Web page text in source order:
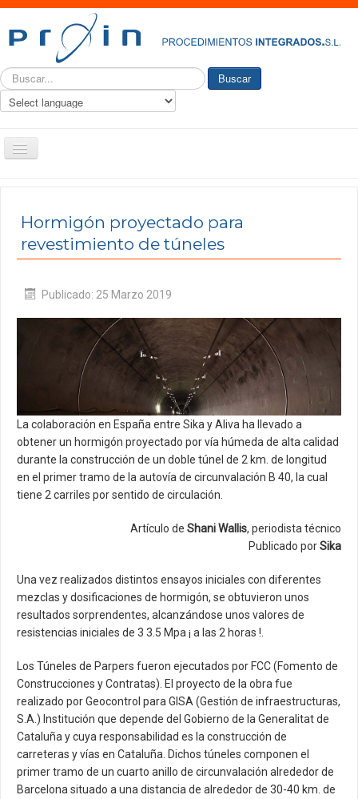
Buscar... Buscar
Toggle
Quiénes somos
Historia
Ingeniería y consultoría
Artículos Técnicos
Área de descargas
Contacto
Artículos Técnicos
Hormigón proyectado para
revestimiento de túneles
Publicado: 25 Marzo 2019
La colaboración en España entre Sika y Aliva ha llevado a
obtener un hormigón proyectado por vía húmeda de alta calidad
durante la construcción de un doble túnel de 2 km. de longitud
en el primer tramo de la autovía de circunvalación B 40, la cual
tiene 2 carriles por sentido de circulación.
Artículo de Shani Wallis, periodista técnico
Publicado porSika
Una vez realizados distintos ensayos iniciales con diferentes
mezclas y dosificaciones de hormigón, se obtuvieron unos
resultados sorprendentes, alcanzándose unos valores de
resistencias iniciales de 3 3.5 Mpa ¡ a las 2 horas !.
Los Túneles de Parpers fueron ejecutados por FCC (Fomento de
Construcciones y Contratas). El proyecto de la obra fue
realizado por Geocontrol para GISA (Gestión de infraestructuras,
S.A.) Institución que depende del Gobierno de la Generalitat de
Cataluña y cuya responsabilidad es la construcción de
carreteras y vías en Cataluña. Dichos túneles componen el
primer tramo de un cuarto anillo de circunvalación alrededor de
Barcelona situado a una distancia de alrededor de 30-40 km. de